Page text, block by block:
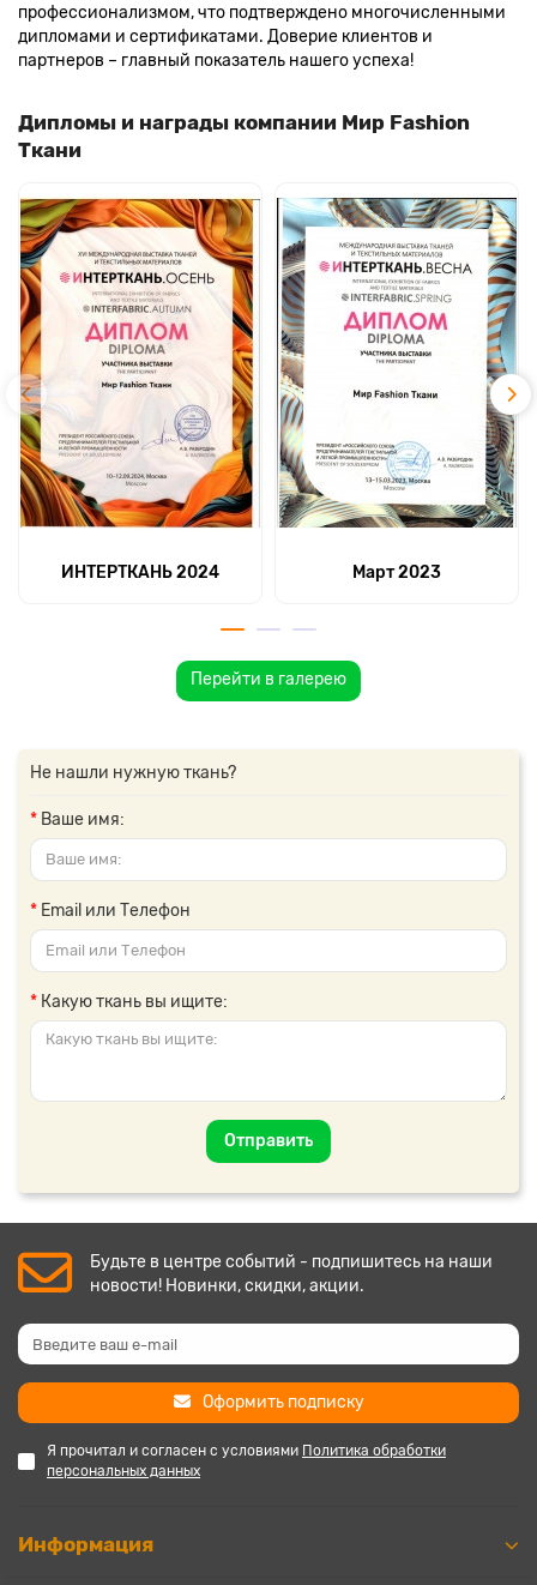
профессионализмом, что подтверждено многочисленными
дипломами и сертификатами. Доверие клиентов и
партнеров – главный показатель нашего успеха!
Дипломы и награды компании Мир Fashion
Ткани
ИНТЕРТКАНЬ 2024 Март 2023
Перейти в галерею
Не нашли нужную ткань?
Ваше имя:
Email или Телефон
Какую ткань вы ищите:
Отправить
Будьте в центре событий - подпишитесь на наши
новости! Новинки, скидки, акции.
Оформить подписку
Я прочитал и согласен с условиями Политика обработки
персональных данных
Информация